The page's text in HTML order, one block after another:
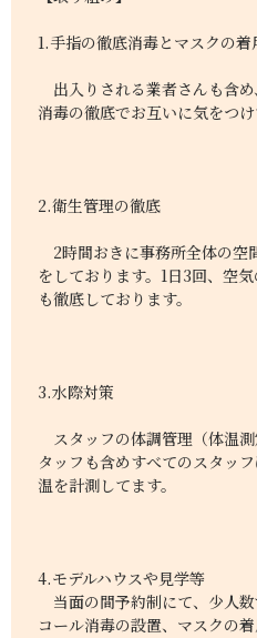
1.手指の徹底消毒とマスクの着
出入りされる業者さんも含
消毒の徹底でお互いに気をつけ
2.衛生管理の徹底
2時間おきに事務所全体の空
をしております。1日3回、空
も徹底しております。
3.水際対策
スタッフの体調管理（体温
タッフも含めすべてのスタッ
温を計測してます。
4.モデルハウスや見学等
当面の間予約制にて、少人
コール消毒の設置、マスクの